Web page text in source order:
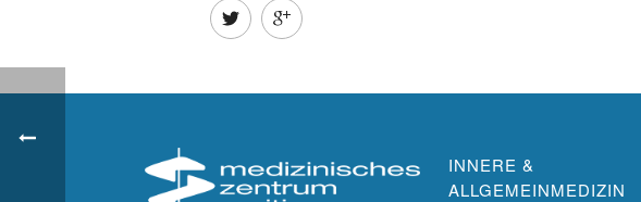
INNERE &
ALLGEMEINMEDIZIN